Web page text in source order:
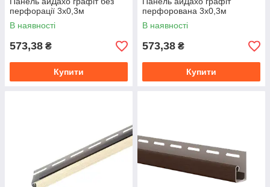
перфорації 3х0,3м
В наявності
573,38 ₴
Купити
перфорована 3х0,3м
В наявності
573,38 ₴
Купити